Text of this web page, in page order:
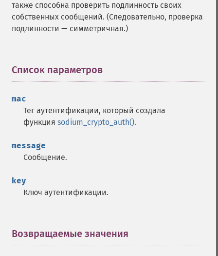
также способна проверить подлинность своих
собственных сообщений. (Следовательно, проверка
подлинности — симметричная.)
Список параметров
mac
Тег аутентификации, который создала
функция sodium_crypto_auth().
message
Сообщение.
key
Ключ аутентификации.
Возвращаемые значения